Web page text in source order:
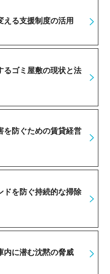
える支援制度の活用
るゴミ屋敷の現状と法
を防ぐための賃貸経営
ドを防ぐ持続的な掃除
内に潜む沈黙の脅威